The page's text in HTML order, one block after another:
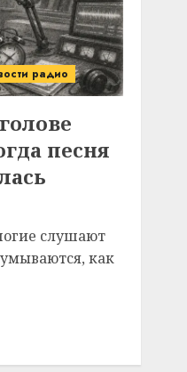
радио
песня
слушают
как